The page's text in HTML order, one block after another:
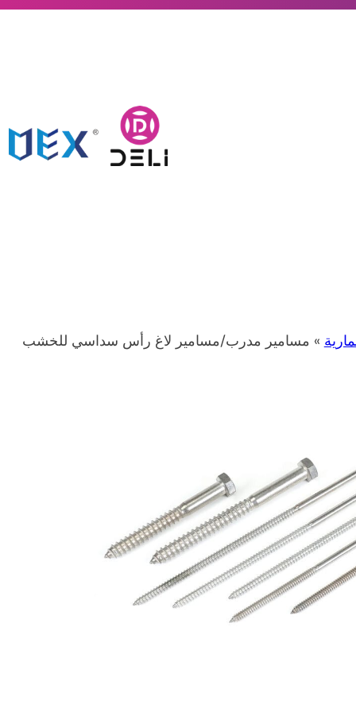
» مسامير مدرب/مسامير لاغ رأس سداسي للخشب